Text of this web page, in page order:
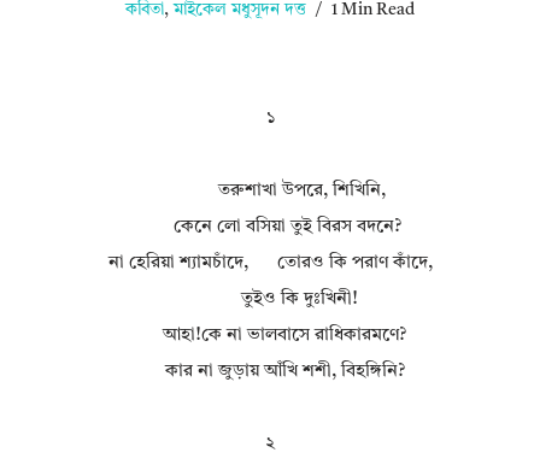
কবিতা, মাইকেল মধুসূদন দত্ত 1 Min Read
১
তরুশাখা উপরে, শিখিনি,
কেনে লো বসিয়া তুই বিরস বদনে?
না হেরিয়া শ্যামচাঁদে, তোরও কি পরাণ কাঁদে,
তুইও কি দুঃখিনী!
আহা!কে না ভালবাসে রাধিকারমণে?
কার না জুড়ায় আঁখি শশী, বিহঙ্গিনি?
২